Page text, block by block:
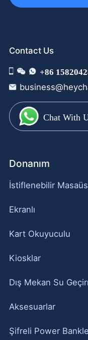
Contact Us
+86
Chat With
Donanım
İstiflenebilir
Ekranlı
Kart Okuyuculu
Kiosklar
Dış Mekan Su
Aksesuarlar
Şifreli Power